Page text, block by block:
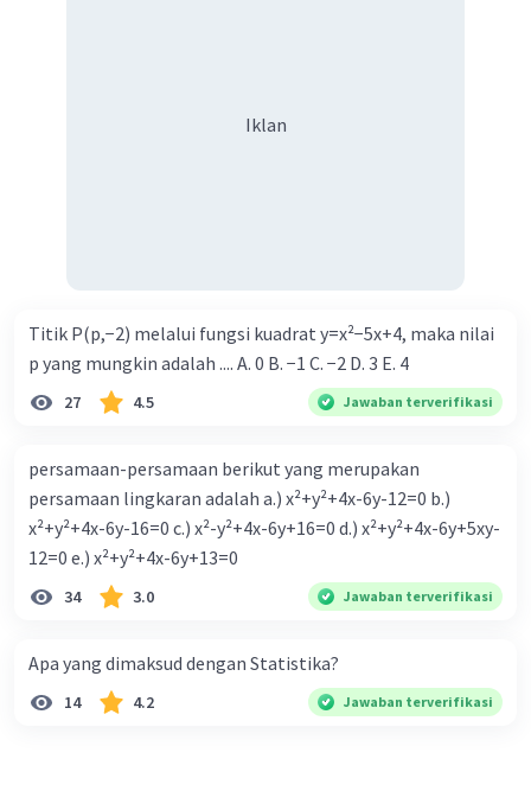
Iklan
Titik P(p,−2) melalui fungsi kuadrat y=x²−5x+4, maka nilai
p yang mungkin adalah .... A. 0 B. −1 C. −2 D. 3 E. 4
27 4.5 Jawaban terverifikasi
persamaan-persamaan berikut yang merupakan
persamaan lingkaran adalah a.) x²+y²+4x-6y-12=0 b.)
x²+y²+4x-6y-16=0 c.) x²-y²+4x-6y+16=0 d.) x²+y²+4x-6y+5xy-
12=0 e.) x²+y²+4x-6y+13=0
34 3.0 Jawaban terverifikasi
Apa yang dimaksud dengan Statistika?
14 4.2 Jawaban terverifikasi